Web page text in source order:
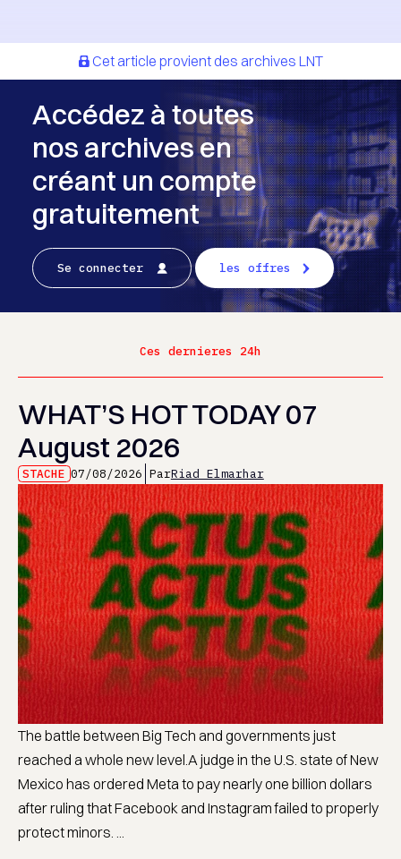
Cet article provient des archives LNT
Accédez à toutes
nos archives en
créant un compte
gratuitement
Se connecter les offres
Ces dernieres 24h
WHAT’S HOT TODAY 07
August 2026
STACHE 07/08/2026 ParRiad Elmarhar
The battle between Big Tech and governments just
reached a whole new level.A judge in the U.S. state of New
Mexico has ordered Meta to pay nearly one billion dollars
after ruling that Facebook and Instagram failed to properly
protect minors. ...